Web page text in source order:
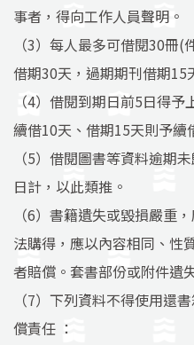
事者，得向工作人員聲明。
（3）每人最多可借閱30冊
借期30天，過期期刊借期15
（4）借閱到期日前5日得
續借10天、借期15天則予續
（5）借閱圖書等資料逾期
日計，以此類推。
（6）書籍遺失或毀損嚴重
法購得，應以內容相同、性
者賠償。套書部份或附件遺
（7）下列資料不得使用還
償責任 ：